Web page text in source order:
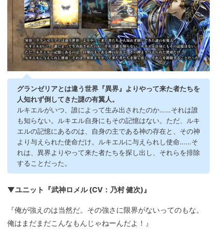
グランゼリアとは違う世界『異界』よりやって来た者たちを
人知れず倒してきた謎の有翼人。
ルキエルがいつ、誰によって生み出されたのか……それは誰
も知らない。ルキエル自身にもその記憶はない。ただ、ルキ
エルの記憶にあるのは、自身の主である神の存在と、その神
より与えられた使命だけ。ルキエルに与えられし使命……そ
れは、異界よりやって来た者たちを探し出し、それらを排除
することだった。
▼ユニット『武神ロメル (CV：乃村 健次)』
『俺が強えのは当然だ。その強さに限界がないってのもな。
俺はまだまだこんなもんじゃねーんだよ！』